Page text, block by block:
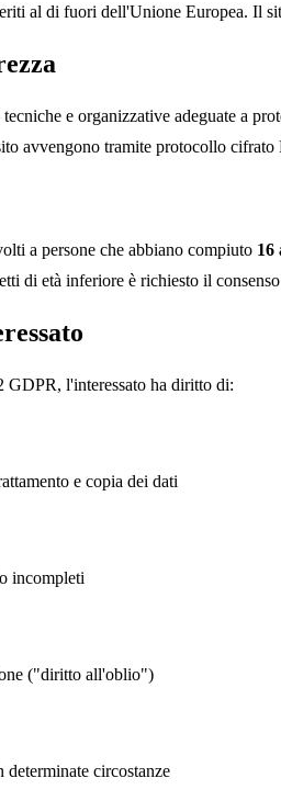
al di fuori dell'Unione Europea. Il
e organizzative adeguate a
avvengono tramite protocollo cifrato
a persone che abbiano compiuto 16
di età inferiore è richiesto il
GDPR, l'interessato ha diritto di:
e copia dei dati
incompleti
("diritto all'oblio")
circostanze